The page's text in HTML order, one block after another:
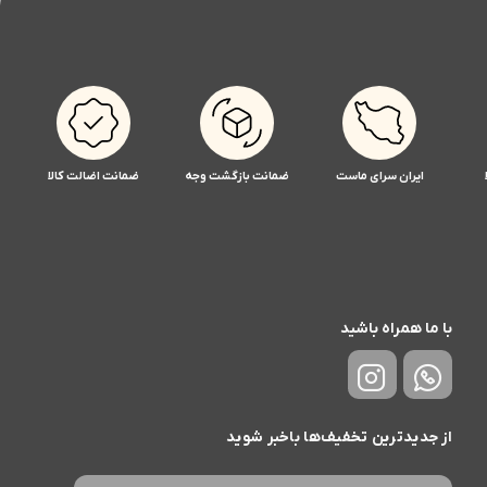
ایران سرای ماست ضمانت بازگشت وجه ضمانت اضالت کالا
با ما همراه باشید
از جدیدترین تخفیف‌ها باخبر شوید